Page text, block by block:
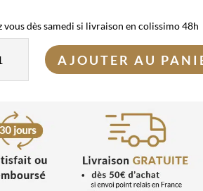
vous dès samedi si livraison en colissimo 48h
AJOUTER AU